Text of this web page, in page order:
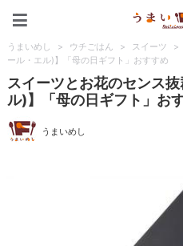
うまいめし > ウチごはん > スイーツ >
ール・エル)】「母の日ギフト」おすすめ
スイーツとお花のセンス
ル)】「母の日ギフト」お
うまいめし